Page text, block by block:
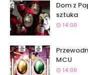
Dom z
sztuka
14:00
MCU
14:00